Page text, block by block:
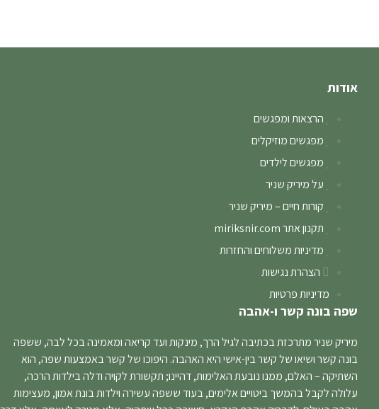
אודות
הרצאות ומפגשים
מפגשים מוזיקלים
מפגשים לילדים
על מיריק שניר
קורות חיים – מיריק שניר
תקנון אתר miriksnir.com
מדיניות משלוחים והחזרות
הצהרת נגישות
מדיניות פרטיות
שפה בונה קשר ו-אהבה
מיריק שניר מתרכזת בכתיבה לגיל הרך, מינקות ועד קריאה ומאמינה בכל לבה, ששפה
בונה קשר ושיאו של קשר בין-אישי היא האהבה. היפוכו של קשר באמצעות שפה, הוא
השתיקה – האלם, ממנו נובעת האלימות, דהיינו; תקשורת לקויה ודלה בילדות הרכה,
עלולה לקבל בהמשך ביטויים אלימים, בעוד ששפה עשירה וילדות בונת אמון, מעצימות